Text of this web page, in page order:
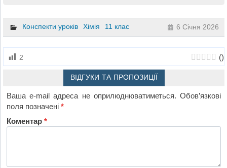
Конспекти уроків Хімія 11 клас 6 Січня 2026
2 ()
ВІДГУКИ ТА ПРОПОЗИЦІЇ
Ваша e-mail адреса не оприлюднюватиметься. Обов’язкові
поля позначені*
Коментар*